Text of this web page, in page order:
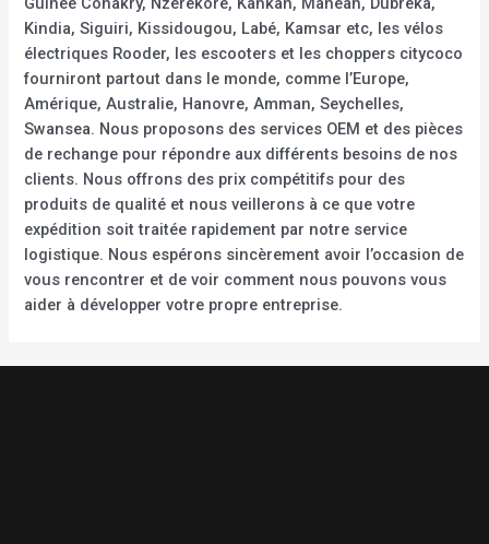
Kindia, Siguiri, Kissidougou, Labé, Kamsar etc, les vélos
électriques Rooder, les escooters et les choppers citycoco
fourniront partout dans le monde, comme l’Europe,
Amérique, Australie, Hanovre, Amman, Seychelles,
Swansea. Nous proposons des services OEM et des pièces
de rechange pour répondre aux différents besoins de nos
clients. Nous offrons des prix compétitifs pour des
produits de qualité et nous veillerons à ce que votre
expédition soit traitée rapidement par notre service
logistique. Nous espérons sincèrement avoir l’occasion de
vous rencontrer et de voir comment nous pouvons vous
aider à développer votre propre entreprise.